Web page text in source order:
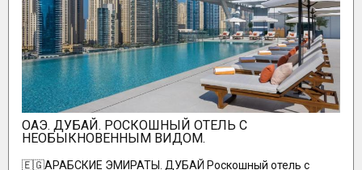
ОАЭ. ДУБАЙ. РОСКОШНЫЙ ОТЕЛЬ С
НЕОБЫКНОВЕННЫМ ВИДОМ.
🇪🇬АРАБСКИЕ ЭМИРАТЫ. ДУБАЙ Роскошный отель с